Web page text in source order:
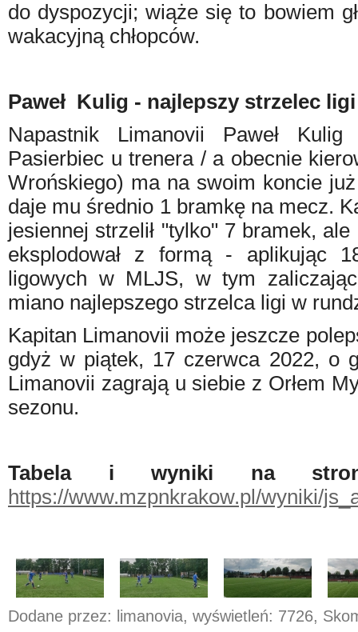
do dyspozycji; wiąże się to bowiem
wakacyjną chłopców.
Paweł Kulig - najlepszy strzelec
Napastnik Limanovii Paweł
Pasierbiec u trenera / a obecnie
Wrońskiego) ma na swoim koncie
daje mu średnio 1 bramkę na mecz.
jesiennej strzelił "tylko" 7 bramek,
eksplodował z formą - aplikując
ligowych w MLJS, w tym
miano najlepszego strzelca ligi w
Kapitan Limanovii może jeszcze
gdyż w piątek, 17 czerwca 2022, o
Limanovii zagrają u siebie z Orłem
sezonu.
Tabela i wyniki na
https://www.mzpnkrakow.pl/wyniki/
Dodane przez: limanovia, wyświetleń: 7726,